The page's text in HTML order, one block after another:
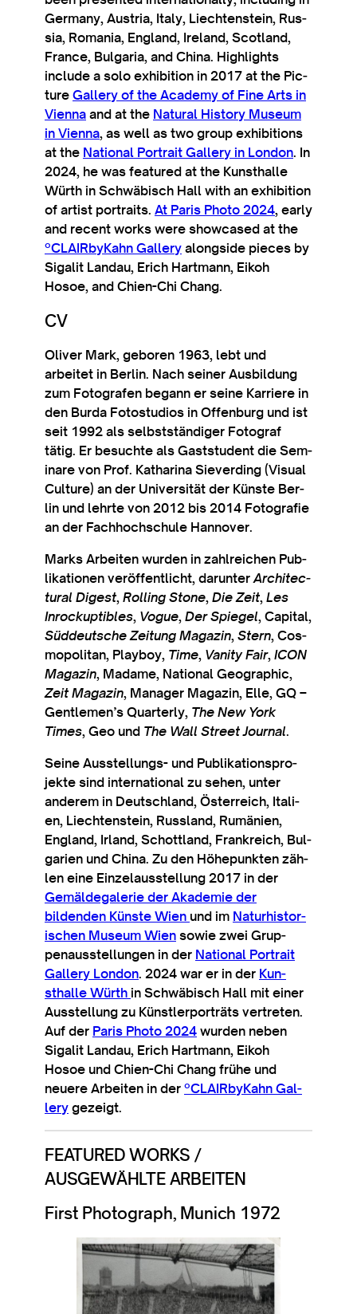
Ger­many, Aus­tria, Italy, Liecht­en­stein, Rus­
sia, Romania, Eng­land, Ire­land, Scot­land,
France, Bul­garia, and China. High­lights
include a solo exhib­i­tion in 2017 at the Pic­
tureGal­lery of the Academy of Fine Arts in
Viennaand at the Nat­ur­al His­tory Museum
in Vienna, as well as two group exhib­i­tions
at the Nation­al Por­trait Gal­lery in Lon­don. In
2024, he was fea­tured at the Kun­sthalle
Würth in Schwäbisch Hall with an exhib­i­tion
of artist por­traits. At Par­is Photo 2024, early
and recent works were show­cased at the
ºCLAIRbyKahn Gal­leryalong­side pieces by
Sigalit Land­au, Erich Hart­mann, Eikoh
Hosoe, and Chi­en-Chi Chang.
CV
Oliv­er Mark, geboren 1963, lebt und
arbeitet in Ber­lin. Nach sein­er Aus­b­ildung
zum Foto­grafen begann er seine Kar­ri­ere in
den Burda Fotostu­di­os in Offen­burg und ist
seit 1992 als selbst­ständi­ger Foto­graf
tätig. Er besuchte als Gast­stu­dent die Sem­
in­are von Prof. Kath­ar­ina Siev­erd­ing (Visu­al
Cul­ture) an der Uni­versität der Kün­ste Ber­
lin und lehrte von 2012 bis 2014 Foto­grafie
an der Fach­hoch­schule Hannover.
Marks Arbeiten wur­den in zahlreichen Pub­
lika­tion­en ver­öf­fent­licht, dar­unterArchi­tec­
tur­al Digest, Rolling Stone, Die Zeit, Les
Inrockupt­ibles, Vogue, Der Spiegel, Cap­it­al,
Süd­deutsche Zei­tung Magazin, Stern, Cos­
mo­pol­it­an, Play­boy, Time, Van­ity Fair, ICON
Magazin, Madame, Nation­al Geo­graph­ic,
Zeit Magazin, Man­ager Magazin, Elle, GQ –
Gentlemen’s Quarterly, The New York
Times, Geo und The Wall Street Journ­al.
Seine Aus­s­tel­lungs- und Pub­lika­tion­spro­
jekte sind inter­na­tion­al zu sehen, unter
ander­em in Deutsch­land, Öster­reich, Itali­
en, Liecht­en­stein, Russ­land, Rumäni­en,
Eng­land, Irland, Schottland, Frankreich, Bul­
gari­en und China. Zu den Höhepunk­ten zäh­
len eine Ein­zelauss­tel­lung 2017 in der
Gemälde­galer­ie der Akademie der
bildenden Kün­ste Wien und im Naturhis­tor­
ischen Museum Wiensow­ie zwei Grup­
penaus­s­tel­lungen in der Nation­al Por­trait
Gal­lery Lon­don. 2024 war er in der Kun­
sthalle Würthin Schwäbisch Hall mit ein­er
Aus­s­tel­lung zu Künst­ler­porträts ver­tre­ten.
Auf der Par­is Photo 2024wur­den neben
Sigalit Land­au, Erich Hart­mann, Eikoh
Hosoe und Chi­en-Chi Chang frühe und
neuere Arbeiten in derºCLAIRbyKahn Gal­
lerygezeigt.
FEATURED WORKS /
AUSGEWÄHLTE ARBEITEN
First Photograph, Munich 1972